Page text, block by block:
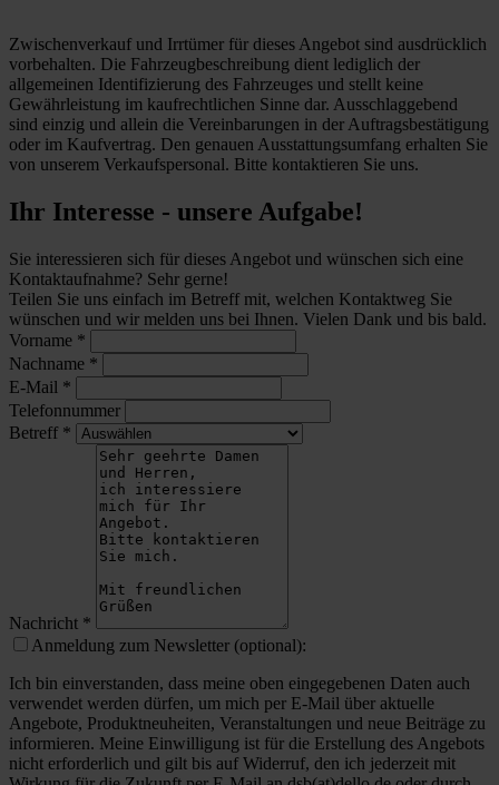
Zwischenverkauf und Irrtümer für dieses Angebot sind ausdrücklich
vorbehalten. Die Fahrzeugbeschreibung dient lediglich der
allgemeinen Identifizierung des Fahrzeuges und stellt keine
Gewährleistung im kaufrechtlichen Sinne dar. Ausschlaggebend
sind einzig und allein die Vereinbarungen in der Auftragsbestätigung
oder im Kaufvertrag. Den genauen Ausstattungsumfang erhalten Sie
von unserem Verkaufspersonal. Bitte kontaktieren Sie uns.
Ihr Interesse - unsere Aufgabe!
Sie interessieren sich für dieses Angebot und wünschen sich eine
Kontaktaufnahme? Sehr gerne!
Teilen Sie uns einfach im Betreff mit, welchen Kontaktweg Sie
wünschen und wir melden uns bei Ihnen. Vielen Dank und bis bald.
Vorname *
Nachname *
E-Mail *
Telefonnummer
Betreff *
Nachricht *
Anmeldung zum Newsletter (optional):
Ich bin einverstanden, dass meine oben eingegebenen Daten auch
verwendet werden dürfen, um mich per E-Mail über aktuelle
Angebote, Produktneuheiten, Veranstaltungen und neue Beiträge zu
informieren. Meine Einwilligung ist für die Erstellung des Angebots
nicht erforderlich und gilt bis auf Widerruf, den ich jederzeit mit